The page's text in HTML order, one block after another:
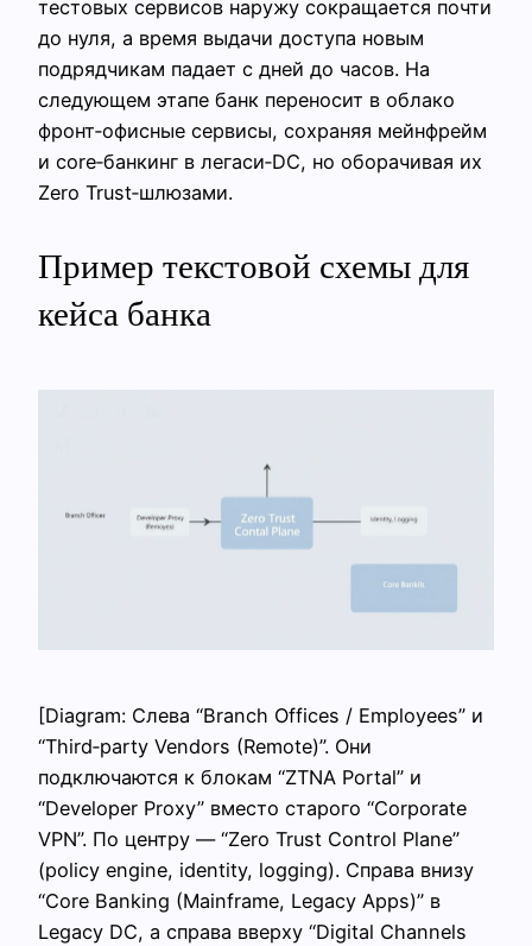
тестовых сервисов наружу сокращается почти
до нуля, а время выдачи доступа новым
подрядчикам падает с дней до часов. На
следующем этапе банк переносит в облако
фронт‑офисные сервисы, сохраняя мейнфрейм
и core‑банкинг в легаси‑DC, но оборачивая их
Zero Trust‑шлюзами.
Пример текстовой схемы для
кейса банка
[Diagram: Слева “Branch Offices / Employees” и
“Third‑party Vendors (Remote)”. Они
подключаются к блокам “ZTNA Portal” и
“Developer Proxy” вместо старого “Corporate
VPN”. По центру — “Zero Trust Control Plane”
(policy engine, identity, logging). Справа внизу
“Core Banking (Mainframe, Legacy Apps)” в
Legacy DC, а справа вверху “Digital Channels